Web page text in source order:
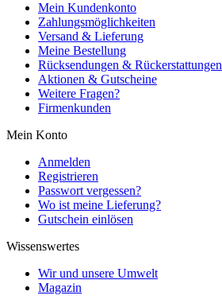
Mein Kundenkonto
Zahlungsmöglichkeiten
Versand & Lieferung
Meine Bestellung
Rücksendungen & Rückerstattungen
Aktionen & Gutscheine
Weitere Fragen?
Firmenkunden
Mein Konto
Anmelden
Registrieren
Passwort vergessen?
Wo ist meine Lieferung?
Gutschein einlösen
Wissenswertes
Wir und unsere Umwelt
Magazin